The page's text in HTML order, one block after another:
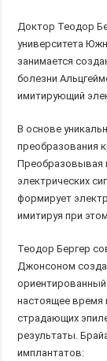
Доктор Теодор
университета
занимается
болезни
имитирующий
В основе
преобразования
Преобразовывая
электрических
формирует
имитируя при
Теодор Бергер
Джонсоном
настоящее время
страдающих
результаты.
имплантатов: